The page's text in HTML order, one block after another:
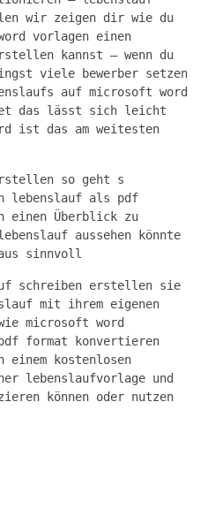
wir zeigen dir wie du
vorlagen einen
kannst – wenn du
viele bewerber setzen
auf microsoft word
das lässt sich leicht
ist das am weitesten
so geht s
lebenslauf als pdf
einen Überblick zu
aussehen könnte
sinnvoll
schreiben erstellen sie
mit ihrem eigenen
microsoft word
format konvertieren
kostenlosen
lebenslaufvorlage und
können oder nutzen